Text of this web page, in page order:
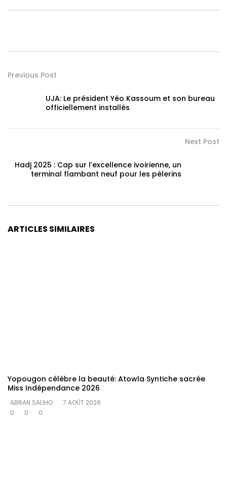
Previous Post
UJA: Le président Yéo Kassoum et son bureau
officiellement installés
Next Post
Hadj 2025 : Cap sur l’excellence ivoirienne, un
terminal flambant neuf pour les pèlerins
ARTICLES SIMILAIRES
Yopougon célèbre la beauté: Atowla Syntiche sacrée
Miss Indépendance 2026
ABRAN SALIHO
7 AOÛT 2026
0
0 0